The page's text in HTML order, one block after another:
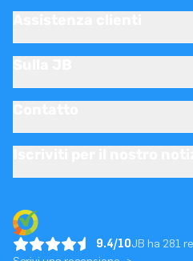
9.4/10JB ha 281